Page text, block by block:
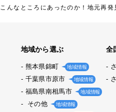
こんなところにあったのか！地元再
地域から選ぶ
熊本県錦町 地域情報
千葉県市原市 地域情報
福島県南相馬市 地域情報
その他 地域情報
全